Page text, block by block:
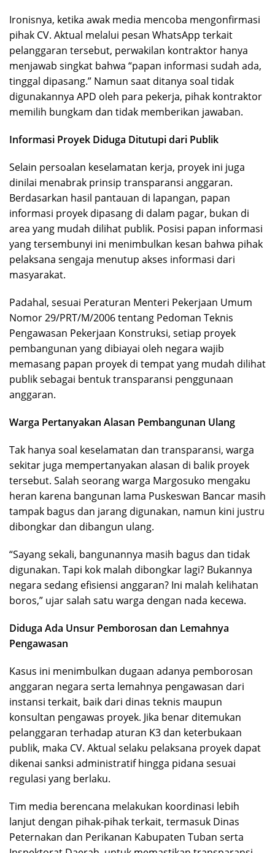
Ironisnya, ketika awak media mencoba mengonfirmasi
pihak CV. Aktual melalui pesan WhatsApp terkait
pelanggaran tersebut, perwakilan kontraktor hanya
menjawab singkat bahwa “papan informasi sudah ada,
tinggal dipasang.” Namun saat ditanya soal tidak
digunakannya APD oleh para pekerja, pihak kontraktor
memilih bungkam dan tidak memberikan jawaban.
Informasi Proyek Diduga Ditutupi dari Publik
Selain persoalan keselamatan kerja, proyek ini juga
dinilai menabrak prinsip transparansi anggaran.
Berdasarkan hasil pantauan di lapangan, papan
informasi proyek dipasang di dalam pagar, bukan di
area yang mudah dilihat publik. Posisi papan informasi
yang tersembunyi ini menimbulkan kesan bahwa pihak
pelaksana sengaja menutup akses informasi dari
masyarakat.
Padahal, sesuai Peraturan Menteri Pekerjaan Umum
Nomor 29/PRT/M/2006 tentang Pedoman Teknis
Pengawasan Pekerjaan Konstruksi, setiap proyek
pembangunan yang dibiayai oleh negara wajib
memasang papan proyek di tempat yang mudah dilihat
publik sebagai bentuk transparansi penggunaan
anggaran.
Warga Pertanyakan Alasan Pembangunan Ulang
Tak hanya soal keselamatan dan transparansi, warga
sekitar juga mempertanyakan alasan di balik proyek
tersebut. Salah seorang warga Margosuko mengaku
heran karena bangunan lama Puskeswan Bancar masih
tampak bagus dan jarang digunakan, namun kini justru
dibongkar dan dibangun ulang.
“Sayang sekali, bangunannya masih bagus dan tidak
digunakan. Tapi kok malah dibongkar lagi? Bukannya
negara sedang efisiensi anggaran? Ini malah kelihatan
boros,” ujar salah satu warga dengan nada kecewa.
Diduga Ada Unsur Pemborosan dan Lemahnya
Pengawasan
Kasus ini menimbulkan dugaan adanya pemborosan
anggaran negara serta lemahnya pengawasan dari
instansi terkait, baik dari dinas teknis maupun
konsultan pengawas proyek. Jika benar ditemukan
pelanggaran terhadap aturan K3 dan keterbukaan
publik, maka CV. Aktual selaku pelaksana proyek dapat
dikenai sanksi administratif hingga pidana sesuai
regulasi yang berlaku.
Tim media berencana melakukan koordinasi lebih
lanjut dengan pihak-pihak terkait, termasuk Dinas
Peternakan dan Perikanan Kabupaten Tuban serta